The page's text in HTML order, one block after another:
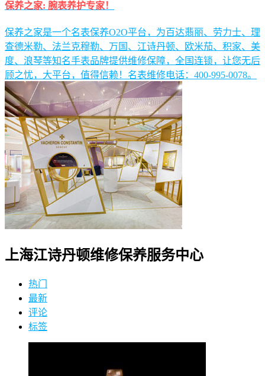
保养之家: 腕表养护专家！
保养之家是一个名表保养O2O平台，为百达翡丽、劳力士、理
查德米勒、法兰克穆勒、万国、江诗丹顿、欧米茄、积家、美
度、浪琴等知名手表品牌提供维修保障，全国连锁，让您无后
顾之忧，大平台，值得信赖！名表维修电话：400-995-0078。
上海江诗丹顿维修保养服务中心
热门
最新
评论
标签